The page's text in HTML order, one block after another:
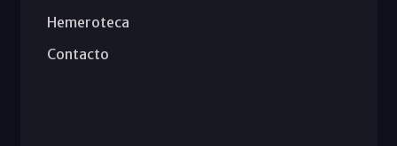
Hemeroteca
Contacto